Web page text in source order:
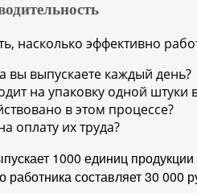
насколько эффективно
вы выпускаете каждый день?
на упаковку одной штуки
в этом процессе?
оплату их труда?
1000 единиц
работника составляет 30